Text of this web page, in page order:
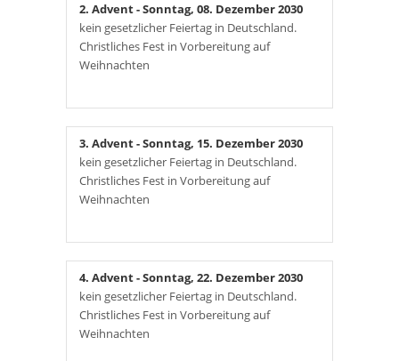
2. Advent- Sonntag, 08. Dezember 2030
kein gesetzlicher Feiertag in Deutschland.
Christliches Fest in Vorbereitung auf
Weihnachten
3. Advent- Sonntag, 15. Dezember 2030
kein gesetzlicher Feiertag in Deutschland.
Christliches Fest in Vorbereitung auf
Weihnachten
4. Advent- Sonntag, 22. Dezember 2030
kein gesetzlicher Feiertag in Deutschland.
Christliches Fest in Vorbereitung auf
Weihnachten